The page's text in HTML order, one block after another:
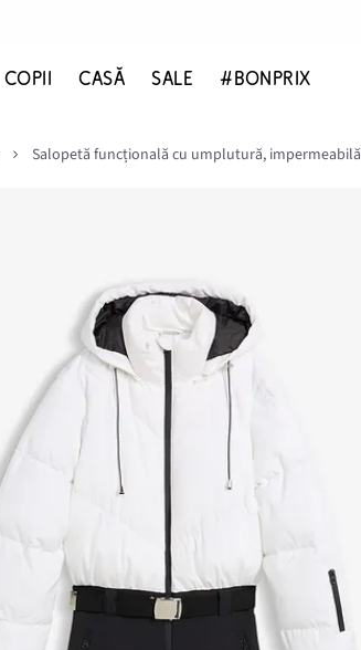
COPII CASĂ SALE #BONPRIX
Salopetă funcțională cu umplutură, impermeabilă